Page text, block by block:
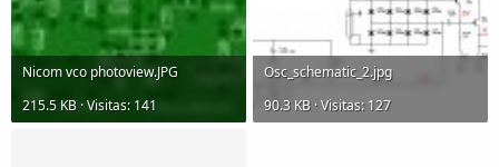
Nicom vco photoview.JPG
215.5 KB · Visitas: 141
Osc_schematic_2.jpg
90.3 KB · Visitas: 127